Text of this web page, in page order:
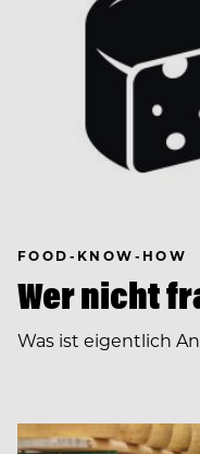
FOOD-KNOW-HOW
Wer nicht
Was ist eigentlich